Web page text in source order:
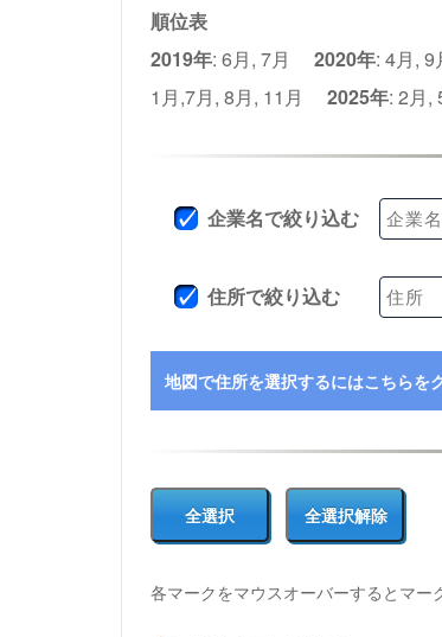
順位表
2019年: 6月, 7月 2020年: 4月, 9
1月,7月, 8月, 11月 2025年: 2月,
企業名で絞り込む
住所で絞り込む
地図で住所を選択するにはこちらを
各マークをマウスオーバーするとマー